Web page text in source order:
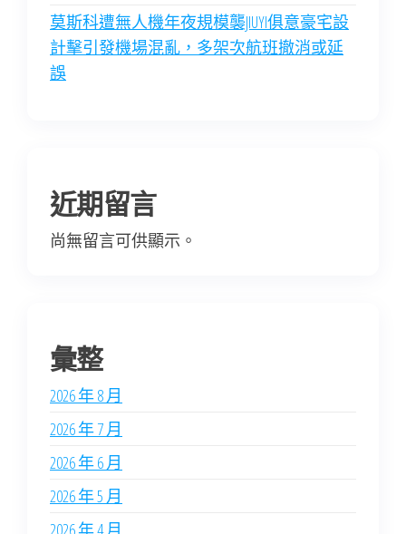
莫斯科遭無人機年夜規模襲JIUYI俱意豪宅設
計擊引發機場混亂，多架次航班撤消或延
誤
近期留言
尚無留言可供顯示。
彙整
2026 年 8 月
2026 年 7 月
2026 年 6 月
2026 年 5 月
2026 年 4 月